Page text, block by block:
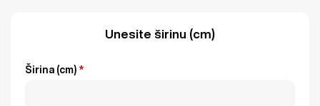
Unesite širinu (cm)
Širina (cm) *